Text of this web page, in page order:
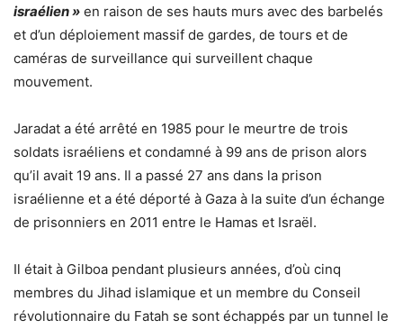
israélien » en raison de ses hauts murs avec des barbelés
et d’un déploiement massif de gardes, de tours et de
caméras de surveillance qui surveillent chaque
mouvement.
Jaradat a été arrêté en 1985 pour le meurtre de trois
soldats israéliens et condamné à 99 ans de prison alors
qu’il avait 19 ans. Il a passé 27 ans dans la prison
israélienne et a été déporté à Gaza à la suite d’un échange
de prisonniers en 2011 entre le Hamas et Israël.
Il était à Gilboa pendant plusieurs années, d’où cinq
membres du Jihad islamique et un membre du Conseil
révolutionnaire du Fatah se sont échappés par un tunnel le